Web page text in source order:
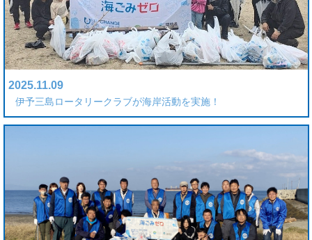
2025.11.09
伊予三島ロータリークラブが海岸活動を実施！